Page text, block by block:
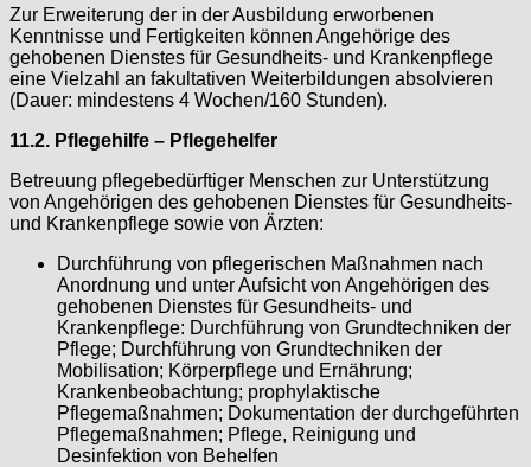
Zur Erweiterung der in der Ausbildung erworbenen
Kenntnisse und Fertigkeiten können Angehörige des
gehobenen Dienstes für Gesundheits- und Krankenpflege
eine Vielzahl an fakultativen Weiterbildungen absolvieren
(Dauer: mindestens 4 Wochen/160 Stunden).
11.2. Pflegehilfe – Pflegehelfer
Betreuung pflegebedürftiger Menschen zur Unterstützung
von Angehörigen des gehobenen Dienstes für Gesundheits-
und Krankenpflege sowie von Ärzten:
Durchführung von pflegerischen Maßnahmen nach
Anordnung und unter Aufsicht von Angehörigen des
gehobenen Dienstes für Gesundheits- und
Krankenpflege: Durchführung von Grundtechniken der
Pflege; Durchführung von Grundtechniken der
Mobilisation; Körperpflege und Ernährung;
Krankenbeobachtung; prophylaktische
Pflegemaßnahmen; Dokumentation der durchgeführten
Pflegemaßnahmen; Pflege, Reinigung und
Desinfektion von Behelfen